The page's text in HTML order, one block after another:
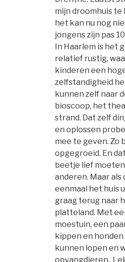
mijn droomhuis te
het kan nu nog
jongens zijn pas
In Haarlem is het
relatief rustig,
kinderen een
zelfstandigheid
kunnen zelf naar
bioscoop, het
strand. Dat zelf
en oplossen
mee te geven. Zo
opgegroeid. En
beetje lief
anderen. Maar als
eenmaal het huis
graag terug naar
platteland. Met
moestuin, een
kippen en honden
kunnen lopen en
opvangdieren..